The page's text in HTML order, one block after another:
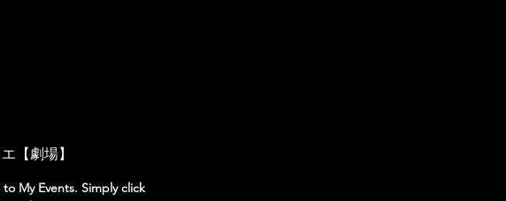
【劇場】
My Events. Simply click